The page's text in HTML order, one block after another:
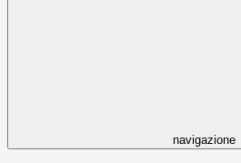
navigazione